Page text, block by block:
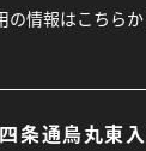
の情報はこちらか
条通烏丸東